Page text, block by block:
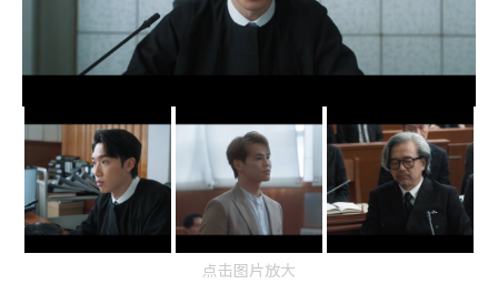
点击图片放大